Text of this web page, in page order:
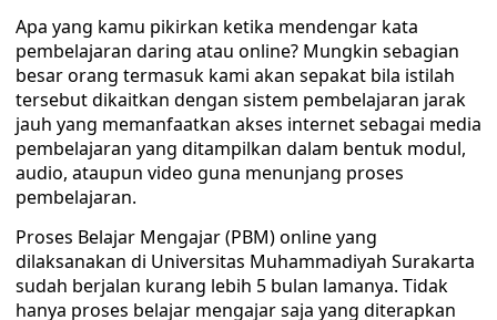
Apa yang kamu pikirkan ketika mendengar kata
pembelajaran daring atau online? Mungkin sebagian
besar orang termasuk kami akan sepakat bila istilah
tersebut dikaitkan dengan sistem pembelajaran jarak
jauh yang memanfaatkan akses internet sebagai media
pembelajaran yang ditampilkan dalam bentuk modul,
audio, ataupun video guna menunjang proses
pembelajaran.
Proses Belajar Mengajar (PBM) online yang
dilaksanakan di Universitas Muhammadiyah Surakarta
sudah berjalan kurang lebih 5 bulan lamanya. Tidak
hanya proses belajar mengajar saja yang diterapkan